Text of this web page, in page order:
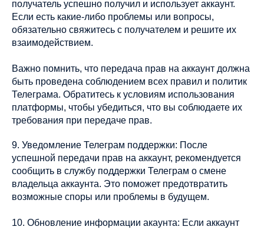
получатель успешно получил и использует аккаунт.
Если есть какие-либо проблемы или вопросы,
обязательно свяжитесь с получателем и решите их
взаимодействием.
Важно помнить, что передача прав на аккаунт должна
быть проведена соблюдением всех правил и политик
Телеграма. Обратитесь к условиям использования
платформы, чтобы убедиться, что вы соблюдаете их
требования при передаче прав.
9. Уведомление Телеграм поддержки: После
успешной передачи прав на аккаунт, рекомендуется
сообщить в службу поддержки Телеграм о смене
владельца аккаунта. Это поможет предотвратить
возможные споры или проблемы в будущем.
10. Обновление информации акаунта: Если аккаунт